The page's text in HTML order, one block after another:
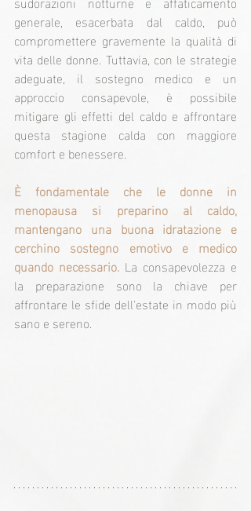
generale, esacerbata dal caldo, può
compromettere gravemente la qualità di
vita delle donne. Tuttavia, con le strategie
adeguate, il sostegno medico e un
approccio consapevole, è possibile
mitigare gli effetti del caldo e affrontare
questa stagione calda con maggiore
comfort e benessere.
È fondamentale che le donne in
menopausa si preparino al caldo,
mantengano una buona idratazione e
cerchino sostegno emotivo e medico
quando necessario. La consapevolezza e
la preparazione sono la chiave per
affrontare le sfide dell'estate in modo più
sano e sereno.